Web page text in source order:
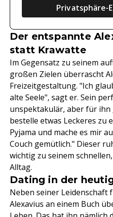
Privatsphäre-
Der entspannte
statt Krawatte
Im Gegensatz zu seinem
großen Zielen überrascht
Freizeitgestaltung. "Ich
alte Seele", sagt er. Sein
unspektakulär, aber für ihn
bestelle etwas Leckeres zu
Pyjama und mache es mir
Couch gemütlich." Dieser
wichtig zu seinem
Alltag.
Dating in der
Neben seiner Leidenschaft
Alexavius an einem Buch